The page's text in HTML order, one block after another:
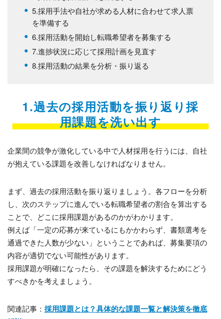
5.採用手法や自社が求める人材に合わせて求人票
を準備する
6.採用活動を開始し転職希望者を募集する
7.進捗状況に応じて採用計画を見直す
8.採用活動の結果を分析・振り返る
1.過去の採用活動を振り返り採
用課題を洗い出す
企業間の競争が激化している中で人材採用を行うには、自社
が抱えている課題を改善しなければなりません。
まず、過去の採用活動を振り返りましょう。各フローを分析
し、次のステップに進んでいる転職希望者の割合を算出する
ことで、どこに採用課題があるのかがわかります。
例えば「一定の応募が来ているにもかかわらず、書類選考を
通過できた人数が少ない」ということであれば、募集要項の
内容が適切でない可能性があります。
採用課題が明確になったら、その課題を解決するためにどう
すべきかを考えましょう。
関連記事： 採用課題とは？具体的な課題一覧と解決策を徹底